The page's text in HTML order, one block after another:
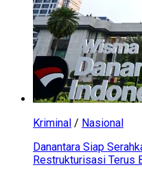
Kriminal / Nasional
Danantara Siap
Restrukturisasi Terus